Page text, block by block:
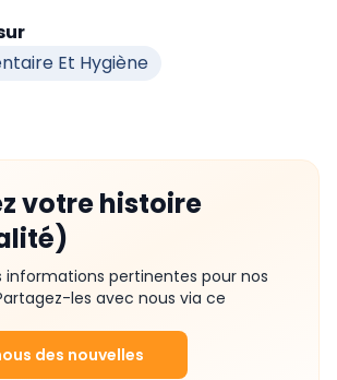
Et Hygiène
votre histoire
informations pertinentes pour nos
les avec nous via ce
des nouvelles